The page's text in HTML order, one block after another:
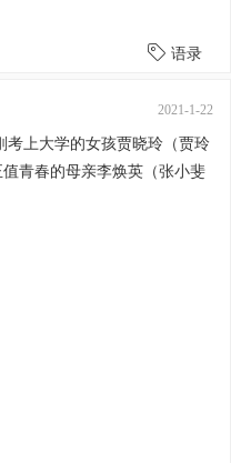
语录
2021-1-22
考上大学的女孩贾晓玲（贾玲
青春的母亲李焕英（张小斐